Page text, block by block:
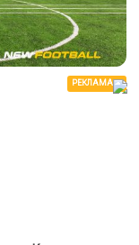
РЕКЛАМА